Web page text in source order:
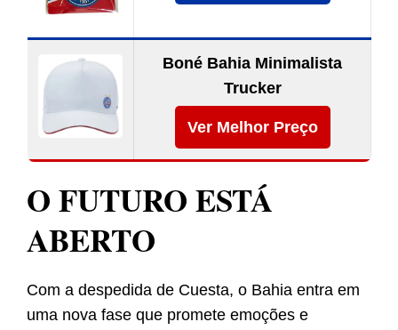
Boné Bahia Minimalista
Trucker
Ver Melhor Preço
O FUTURO ESTÁ
ABERTO
Com a despedida de Cuesta, o Bahia entra em
uma nova fase que promete emoções e